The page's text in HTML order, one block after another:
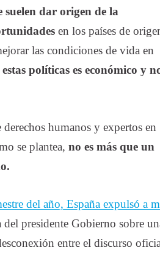
suelen dar origen de la
en los países de
las condiciones de vida en
políticas es económico y
humanos y expertos en
se plantea, no es más que un
del año, España expulsó a
presidente Gobierno sobre
entre el discurso